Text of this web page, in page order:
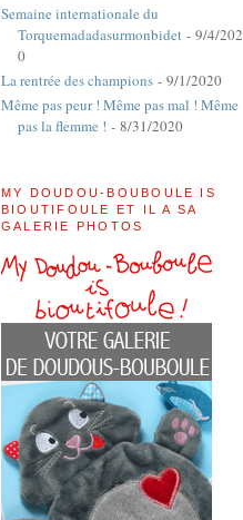
Semaine internationale du
Torquemadadasurmonbidet - 9/4/202
0
La rentrée des champions - 9/1/2020
Même pas peur ! Même pas mal ! Même
pas la flemme ! - 8/31/2020
MY DOUDOU-BOUBOULE IS
BIOUTIFOULE ET IL A SA
GALERIE PHOTOS